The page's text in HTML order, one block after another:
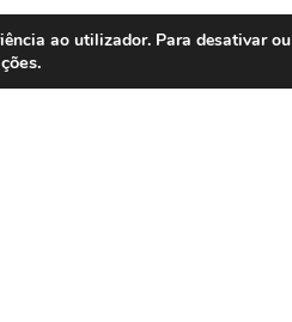
ao utilizador. Para desativar ou
.